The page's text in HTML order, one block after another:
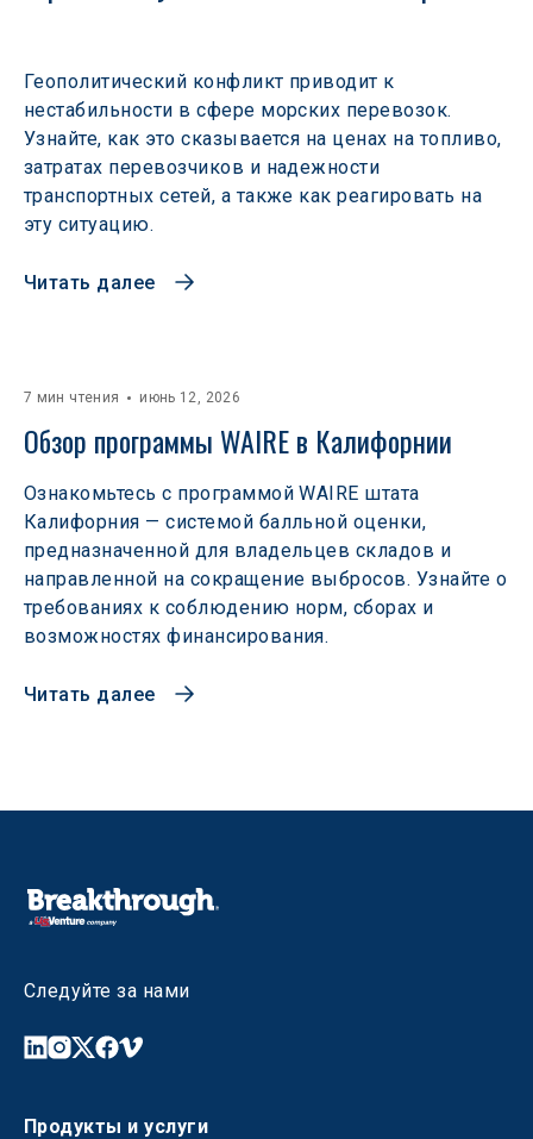
Геополитический конфликт приводит к
нестабильности в сфере морских перевозок.
Узнайте, как это сказывается на ценах на топливо,
затратах перевозчиков и надежности
транспортных сетей, а также как реагировать на
эту ситуацию.
Читать далее
7 мин чтения июнь 12, 2026
Обзор программы WAIRE в Калифорнии
Ознакомьтесь с программой WAIRE штата
Калифорния — системой балльной оценки,
предназначенной для владельцев складов и
направленной на сокращение выбросов. Узнайте о
требованиях к соблюдению норм, сборах и
возможностях финансирования.
Читать далее
Следуйте за нами
Продукты и услуги